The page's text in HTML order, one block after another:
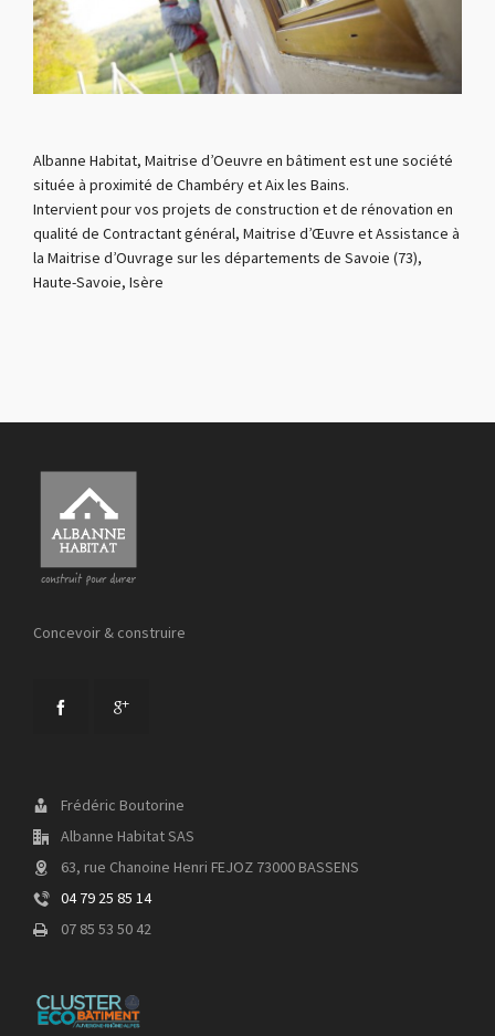
Albanne Habitat, Maitrise d’Oeuvre en bâtiment est une société
située à proximité de Chambéry et Aix les Bains.
Intervient pour vos projets de construction et de rénovation en
qualité de Contractant général, Maitrise d’Œuvre et Assistance à
la Maitrise d’Ouvrage sur les départements de Savoie (73),
Haute-Savoie, Isère
Concevoir & construire
Frédéric Boutorine
Albanne Habitat SAS
63, rue Chanoine Henri FEJOZ 73000 BASSENS
04 79 25 85 14
07 85 53 50 42